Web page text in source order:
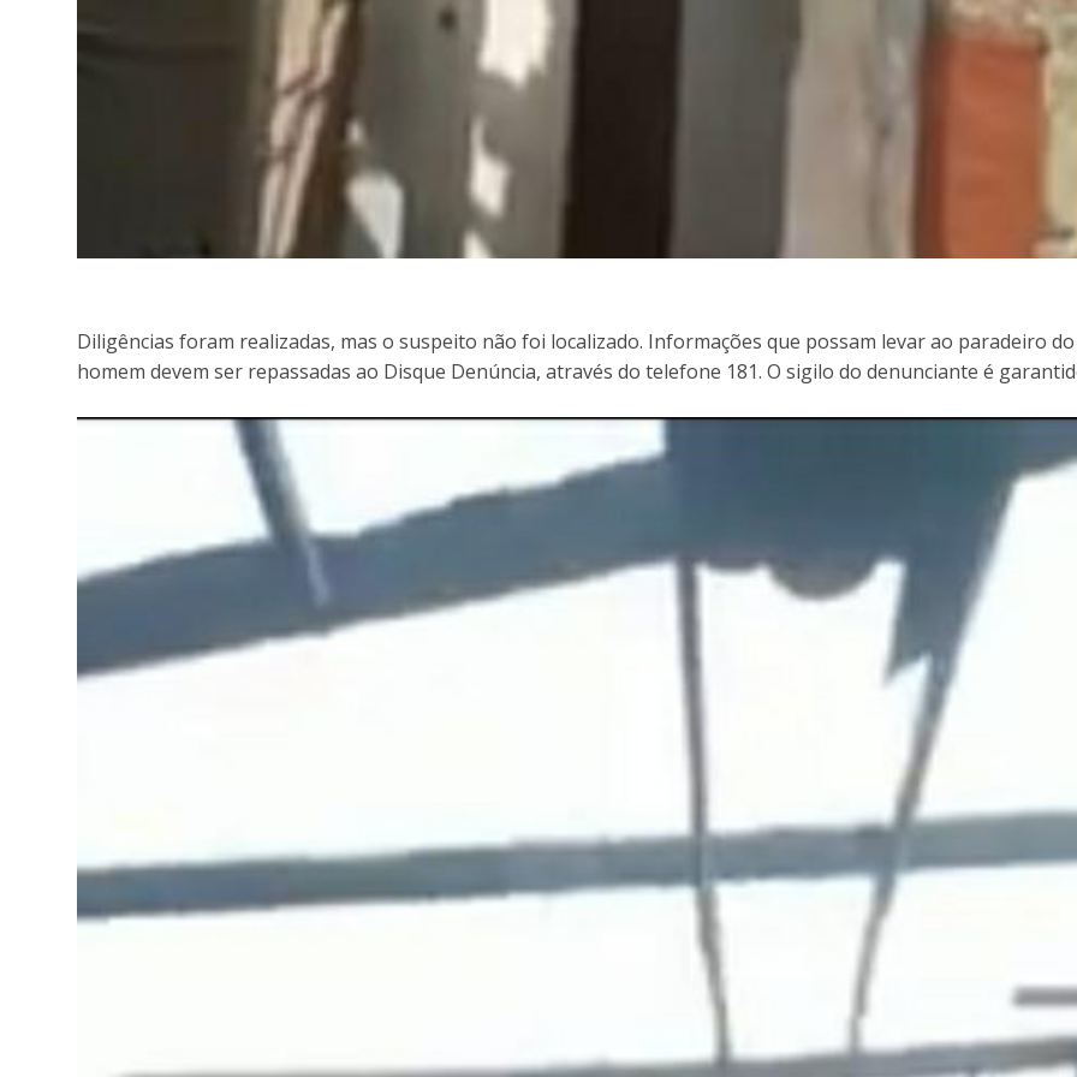
Diligências foram realizadas, mas o suspeito não foi localizado. Informações que possam levar ao paradeiro do
homem devem ser repassadas ao Disque Denúncia, através do telefone 181. O sigilo do denunciante é